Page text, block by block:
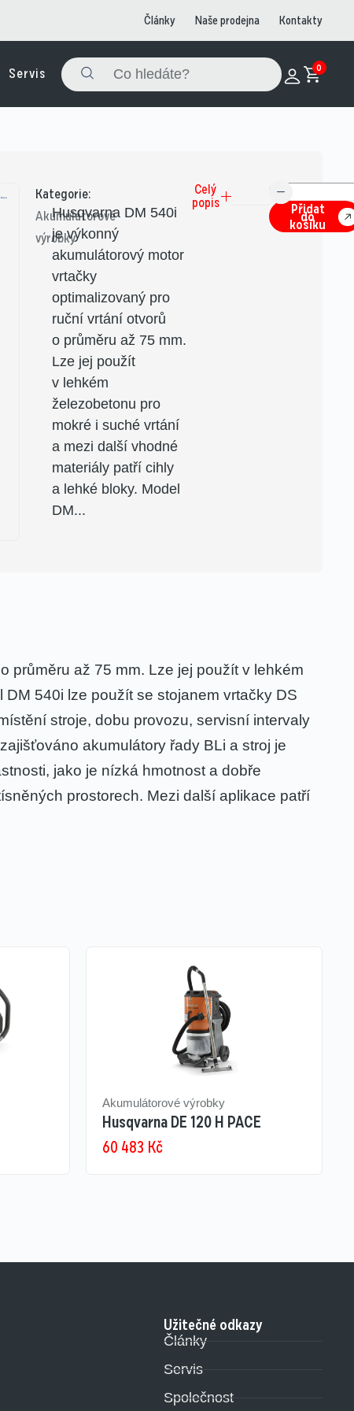
Články Naše prodejna Kontakty
Servis 0
Kategorie:
Akumulátorové
výrobky
Husqvarna DM 540i
je výkonný
akumulátorový motor
vrtačky
optimalizovaný pro
ruční vrtání otvorů
o průměru až 75 mm.
Lze jej použít
v lehkém
železobetonu pro
mokré i suché vrtání
a mezi další vhodné
materiály patří cihly
a lehké bloky. Model
DM...
Celý
popis Přidat
do
košíku
průměru až 75 mm. Lze jej použít v lehkém
540i lze použít se stojanem vrtačky DS
stroje, dobu provozu, servisní intervaly
akumulátory řady BLi a stroj je
jako je nízká hmotnost a dobře
prostorech. Mezi další aplikace patří
Akumulátorové výrobky
Husqvarna DE 120 H PACE
60 483 Kč
Užitečné odkazy
Články
Servis
Společnost